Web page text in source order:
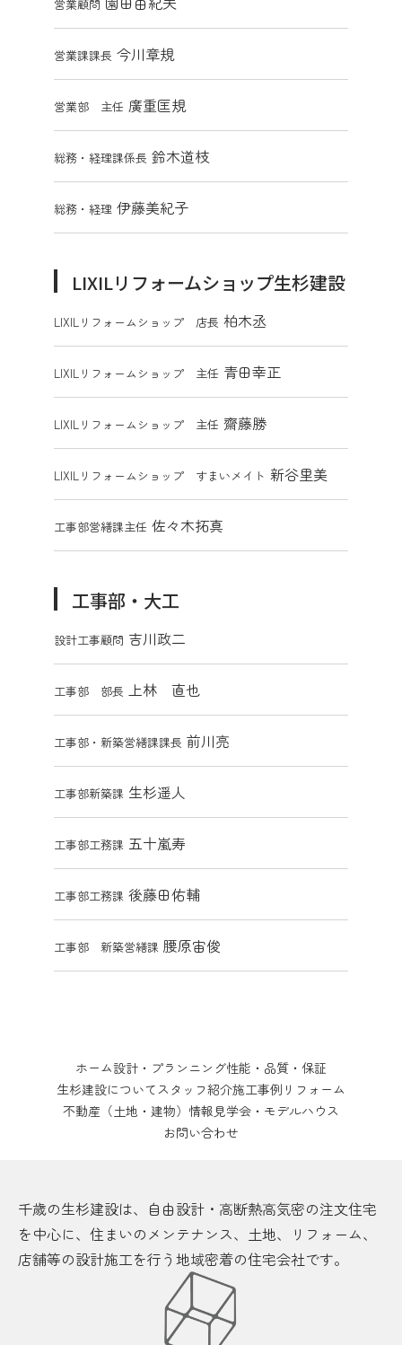
営業顧問
営業課課長 今川章規
営業部 主任 廣重匡規
総務・経理課係長 鈴木道枝
総務・経理 伊藤美紀子
LIXILリフォームショップ生杉建設
LIXILリフォームショップ 店長 柏木丞
LIXILリフォームショップ 主任 青田幸正
LIXILリフォームショップ 主任 齋藤勝
LIXILリフォームショップ すまいメイト 新谷里美
工事部営繕課主任 佐々木拓真
工事部・大工
設計工事顧問 吉川政二
工事部 部長 上林 直也
工事部・新築営繕課課長 前川亮
工事部新築課 生杉遥人
工事部工務課 五十嵐寿
工事部工務課 後藤田佑輔
工事部 新築営繕課 腰原宙俊
ホーム設計・プランニング性能・品質・保証
生杉建設についてスタッフ紹介施工事例 リフォーム
不動産（土地・建物）情報 見学会・モデルハウス
お問い合わせ
千歳の生杉建設は、自由設計・高断熱高気密の注文住宅
を中心に、住まいのメンテナンス、土地、リフォーム、
店舗等の設計施工を行う地域密着の住宅会社です。